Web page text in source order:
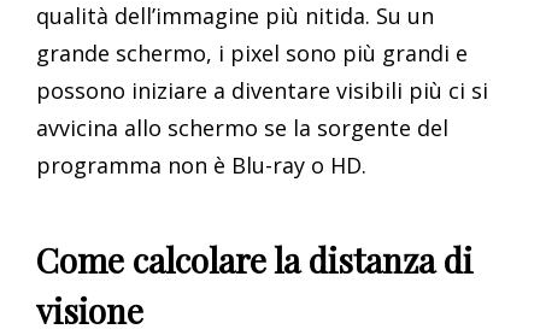
qualità dell’immagine più nitida. Su un
grande schermo, i pixel sono più grandi e
possono iniziare a diventare visibili più ci si
avvicina allo schermo se la sorgente del
programma non è Blu-ray o HD.
Come calcolare la distanza di
visione